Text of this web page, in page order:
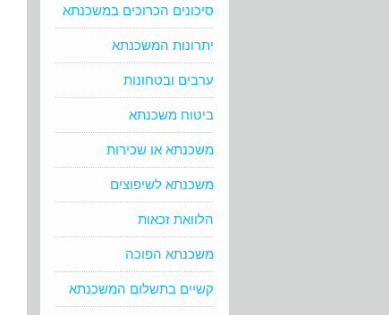
סיכונים הכרוכים במשכנתא
יתרונות המשכנתא
ערבים ובטחונות
ביטוח משכנתא
משכנתא או שכירות
משכנתא לשיפוצים
הלוואת זכאות
משכנתא הפוכה
קשיים בתשלום המשכנתא